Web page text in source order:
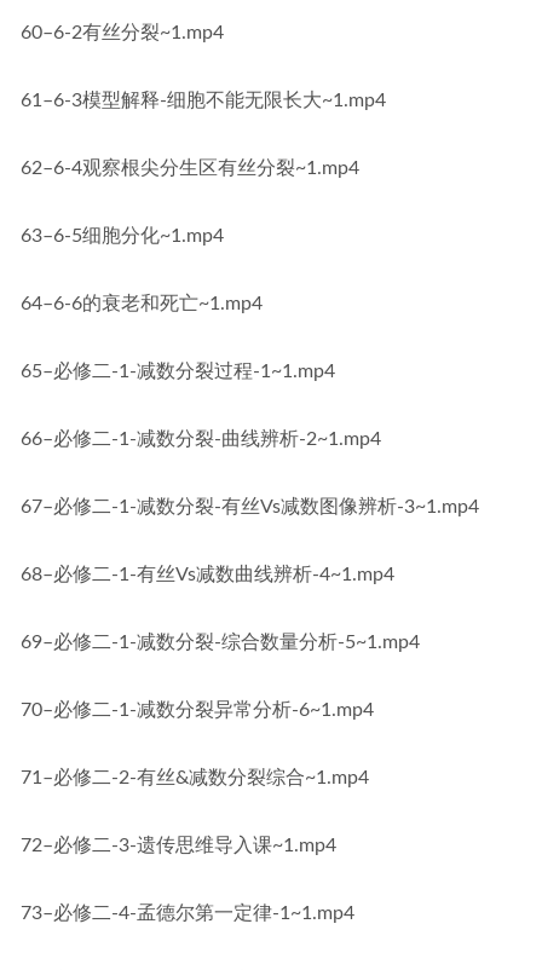
60–6-2有丝分裂~1.mp4
61–6-3模型解释-细胞不能无限长大~1.mp4
62–6-4观察根尖分生区有丝分裂~1.mp4
63–6-5细胞分化~1.mp4
64–6-6的衰老和死亡~1.mp4
65–必修二-1-减数分裂过程-1~1.mp4
66–必修二-1-减数分裂-曲线辨析-2~1.mp4
67–必修二-1-减数分裂-有丝Vs减数图像辨析-3~1.mp4
68–必修二-1-有丝Vs减数曲线辨析-4~1.mp4
69–必修二-1-减数分裂-综合数量分析-5~1.mp4
70–必修二-1-减数分裂异常分析-6~1.mp4
71–必修二-2-有丝&减数分裂综合~1.mp4
72–必修二-3-遗传思维导入课~1.mp4
73–必修二-4-孟德尔第一定律-1~1.mp4